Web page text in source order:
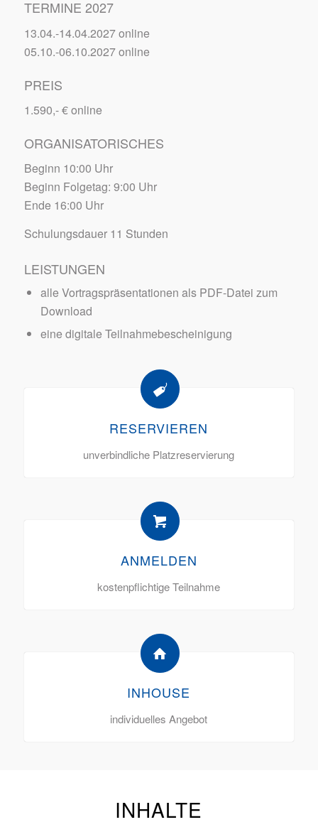
TERMINE 2027
13.04.-14.04.2027 online
05.10.-06.10.2027 online
PREIS
1.590,- € online
ORGANISATORISCHES
Beginn 10:00 Uhr
Beginn Folgetag: 9:00 Uhr
Ende 16:00 Uhr
Schulungsdauer 11 Stunden
LEISTUNGEN
alle Vortragspräsentationen als PDF-Datei zum
Download
eine digitale Teilnahmebescheinigung
RESERVIEREN
unverbindliche Platzreservierung
ANMELDEN
kostenpflichtige Teilnahme
INHOUSE
individuelles Angebot
INHALTE